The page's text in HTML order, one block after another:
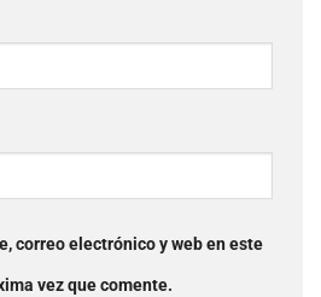
correo electrónico y web en este
vez que comente.